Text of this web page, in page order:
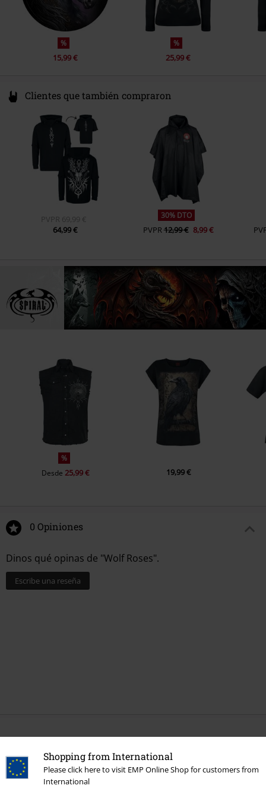
Shopping from International
Please click here to visit EMP Online Shop for customers from
International
%
15,99 €
%
25,99 €
Clientes que también compraron
PVPR 69,99 €
64,99 €
30% DTO
PVPR12,99 € 8,99 €
%
Desde 25,99 € 19,99 €
0 Opiniones
Dinos qué opinas de "Wolf Roses".
Escribe una reseña
Marcas Ropa Spiral Cocina
Gothic Gothic Hombre